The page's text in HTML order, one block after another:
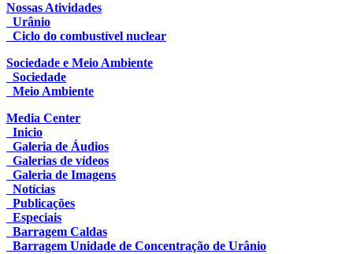
Nossas Atividades
Urânio
Ciclo do combustível nuclear
Sociedade e Meio Ambiente
Sociedade
Meio Ambiente
Media Center
Inicio
Galeria de Áudios
Galerias de vídeos
Galeria de Imagens
Notícias
Publicações
Especiais
Barragem Caldas
Barragem Unidade de Concentração de Urânio